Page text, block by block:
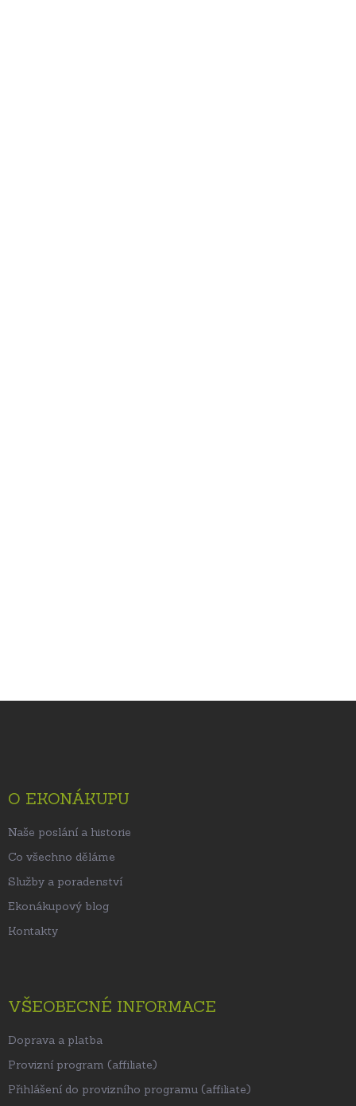
O EKONÁKUPU
Naše poslání a historie
Co všechno děláme
Služby a poradenství
Ekonákupový blog
Kontakty
VŠEOBECNÉ INFORMACE
Doprava a platba
Provizní program (affiliate)
Přihlášení do provizního programu (affiliate)